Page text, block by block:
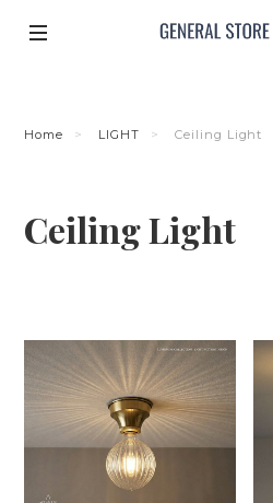
Home LIGHT Ceiling Light
Ceiling Light